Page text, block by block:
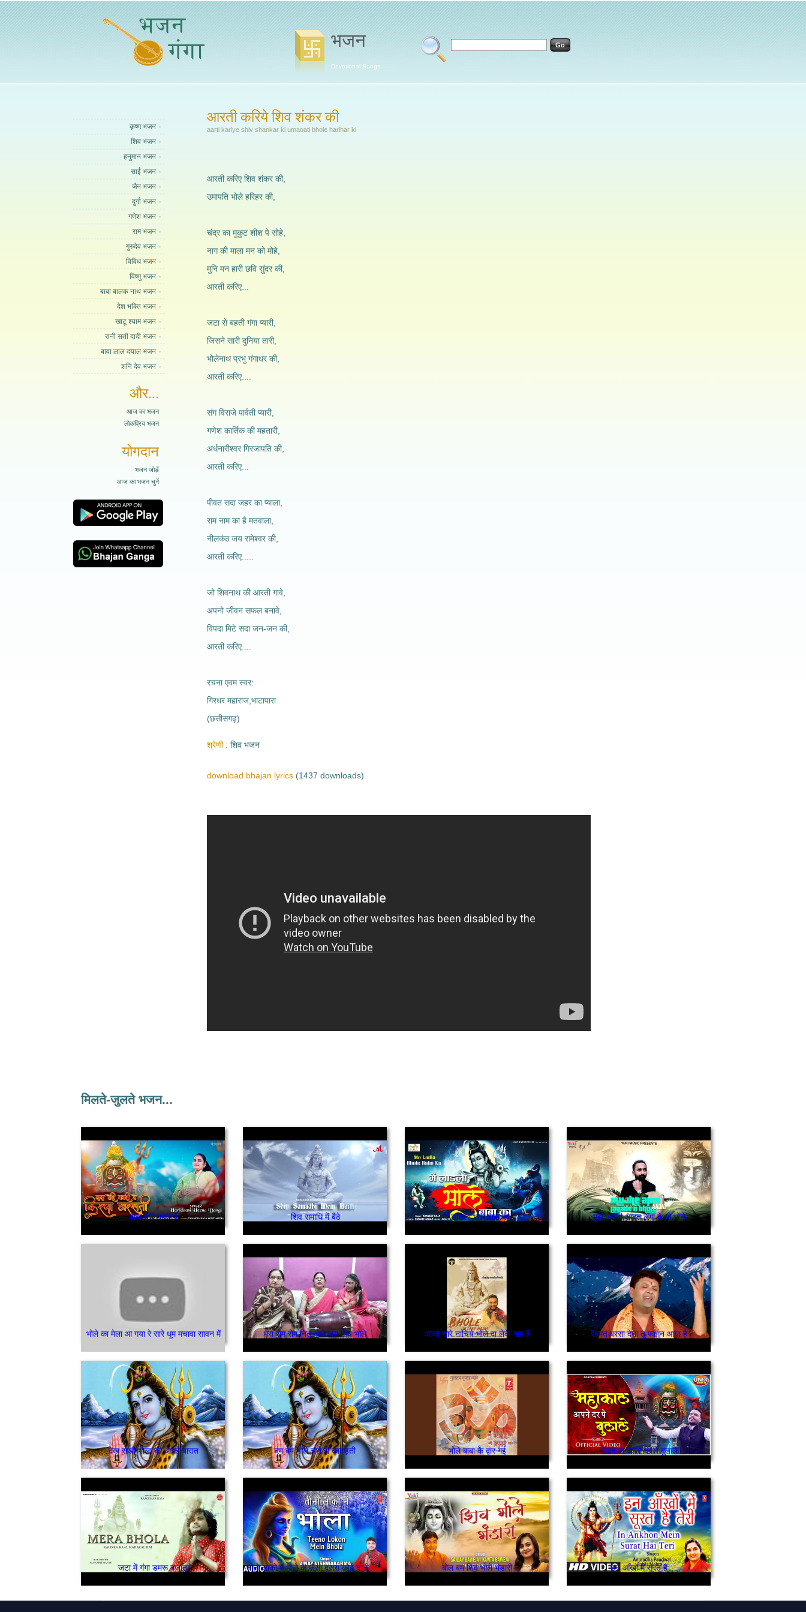
भजन
Devotional Songs
कृष्ण भजन
शिव भजन
हनुमान भजन
साईं भजन
जैन भजन
दुर्गा भजन
गणेश भजन
राम भजन
गुरुदेव भजन
विविध भजन
विष्णु भजन
बाबा बालक नाथ भजन
देश भक्ति भजन
खाटू श्याम भजन
रानी सती दादी भजन
बावा लाल दयाल भजन
शनि देव भजन
और...
आज का भजन
लोकप्रिय भजन
योगदान
भजन जोड़ें
आज का भजन चुनें
आरती करिये शिव शंकर की
aarti kariye shiv shankar ki umaoati bhole harihar ki
आरती करिए शिव शंकर की,
उमापति भोले हरिहर की,
चंद्र का मुकुट शीश पे सोहे,
नाग की माला मन को मोहे,
मुनि मन हारी छवि सुंदर की,
आरती करिए...
जटा से बहती गंगा प्यारी,
जिसने सारी दुनिया तारी,
भोलेनाथ प्रभु गंगाधर की,
आरती करिए....
संग विराजे पार्वती प्यारी,
गणेश कार्तिक की महतारी,
अर्धनारीश्वर गिरजापति की,
आरती करिए...
पीवत सदा जहर का प्याला,
राम नाम का है मतवाला,
नीलकंठ जय रामेश्वर की,
आरती करिए.....
जो शिवनाथ की आरती गावे,
अपनो जीवन सफल बनावे,
विपदा मिटे सदा जन-जन की,
आरती करिए....
रचना एवम स्वर:
गिरधर महाराज,भाटापारा
(छत्तीसगढ़)
श्रेणी शिव भजन
download bhajan lyrics (1437 downloads)
मिलते-जुलते भजन...
बाबा तेरी नगरी में शिव समाधि में बैठे मैं लाडला भोले बाबा का मुझे अपनी आदत लगा दे ओ भोले
भोले का मेला आ गया रे सारे धूम मचावा सावन में मेरा रोम रोम नित बोले जय शिव भोले आजो सारे नाचिये भोले दा लेके नाम है रेहमत बरसा देना तू फागुन आया है
देख सखी भोला की आगई बारात बम बम भोले चले री कावड़ती भोले बाबा के द्वार गई महाकाल अपने दर पे बुलाले
जटा में गंगा डमरू बजाता तीनो लोको में भोले के जैसा दूसरा कोई दानी नहीं है बोल बम शिव भोले भंडारी इन आँखों में सूरत है